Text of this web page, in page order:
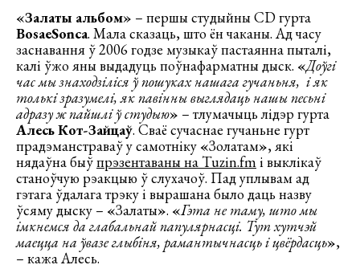
«Залаты альбом» – першы студыйны CD гурта
BosaeSonca. Мала сказаць, што ён чаканы. Ад часу
заснавання ў 2006 годзе музыкаў пастаянна пыталі,
калі ўжо яны выдадуць поўнафарматны дыск. «Доўгі
час мы знаходзіліся ў пошуках нашага гучаньня, і як
толькі зразумелі, як павінны выглядаць нашы песьні
адразу ж пайшлі ў студыю» – тлумачыць лідэр гурта
Алесь Кот-Зайцаў. Сваё сучаснае гучаньне гурт
прадэманстраваў у самотніку «Золатам», які
нядаўна быўпрэзентаваны на Tuzin.fmі выклікаў
станоўчую рэакцыю ў слухачоў. Пад уплывам ад
гэтага ўдалага трэку і вырашана было даць назву
ўсяму дыску – «Залаты». «Гэта не таму, што мы
імкнемся да глабальнай папулярнасці. Тут хутчэй
маецца на ўвазе глыбіня, рамантычнасць і цвёрдасць»,
– кажа Алесь.